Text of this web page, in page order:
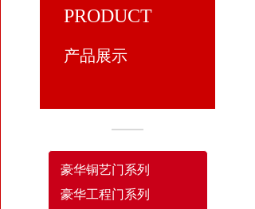
产品展示
PRODUCT
豪华铜艺门系列
豪华工程门系列